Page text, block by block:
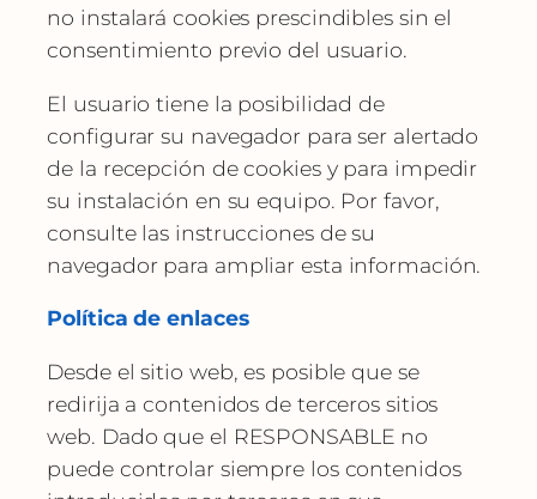
no instalará cookies prescindibles sin el
consentimiento previo del usuario.
El usuario tiene la posibilidad de
configurar su navegador para ser alertado
de la recepción de cookies y para impedir
su instalación en su equipo. Por favor,
consulte las instrucciones de su
navegador para ampliar esta información.
Política de enlaces
Desde el sitio web, es posible que se
redirija a contenidos de terceros sitios
web. Dado que el RESPONSABLE no
puede controlar siempre los contenidos